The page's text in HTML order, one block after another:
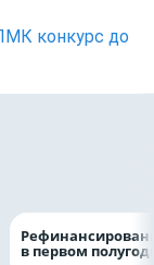
конкурс до
в первом